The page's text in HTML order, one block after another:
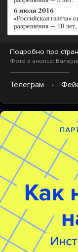
Подробно про
Фото в анонсе:
Телеграм